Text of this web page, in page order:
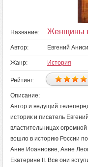
Название: Женщины
Автор: Евгений
Жанр: История
Рейтинг:
Описание:
Автор и ведущий
историк и писатель
властительницах
вошло в историю России
Анне Иоанновне, Анне
Екатерине II. Все они